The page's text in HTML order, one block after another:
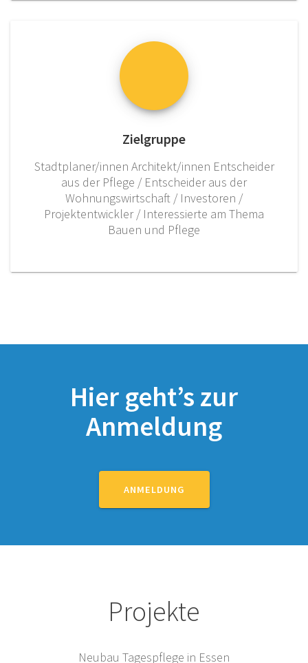
Zielgruppe
Stadtplaner/innen Architekt/innen Entscheider
aus der Pflege / Entscheider aus der
Wohnungswirtschaft / Investoren /
Projektentwickler / Interessierte am Thema
Bauen und Pflege
Hier geht’s zur
Anmeldung
ANMELDUNG
Projekte
Neubau Tagespflege in Essen